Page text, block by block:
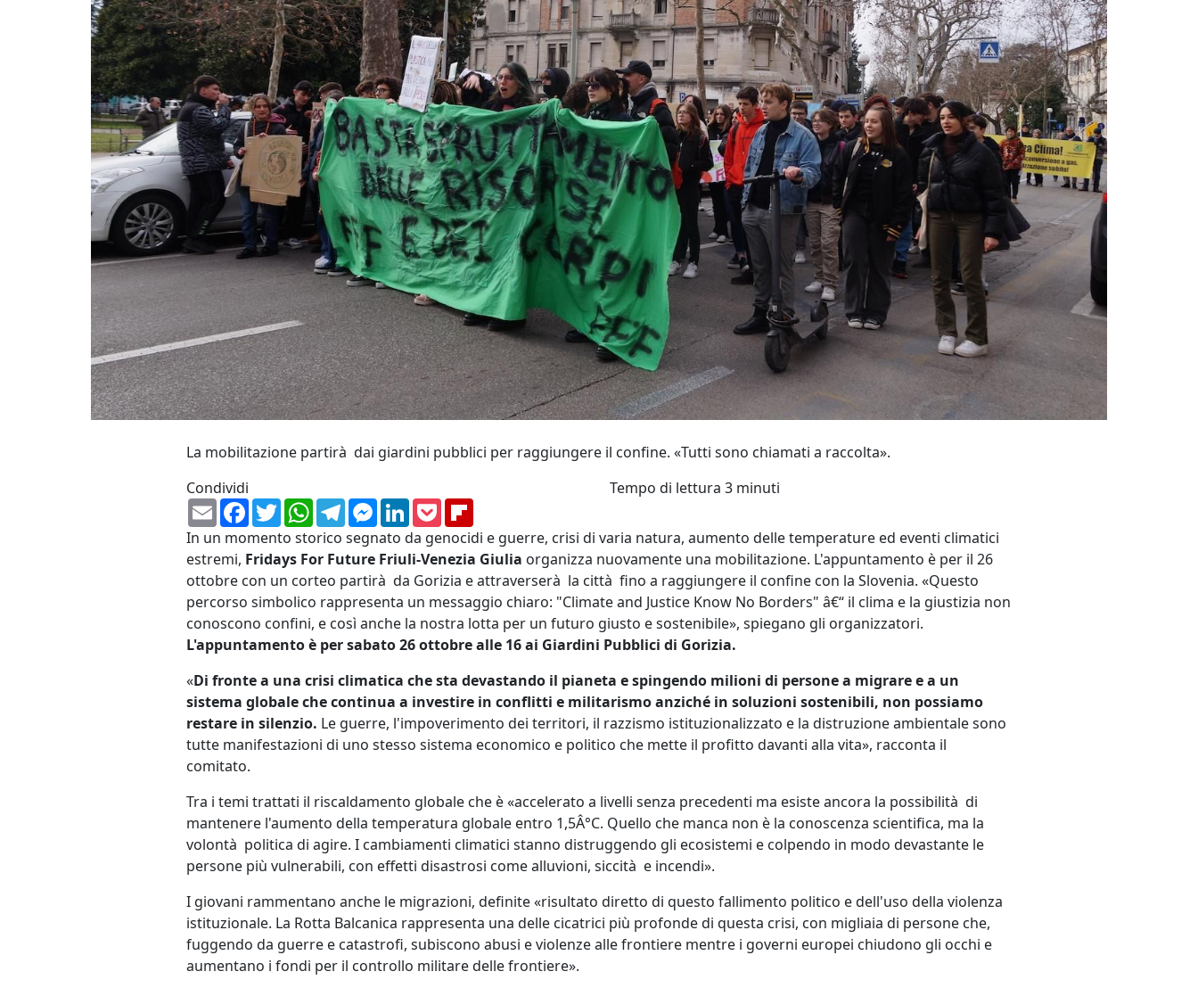
La mobilitazione partirà dai giardini pubblici per raggiungere il confine. «Tutti sono chiamati a raccolta».
Condividi
EmailFacebook
TwitterWhatsApp
TelegramMessenger
LinkedIn
Pocket
Tempo di lettura 3 minuti
In un momento storico segnato da genocidi e guerre, crisi di varia natura, aumento delle temperature ed eventi climatici
estremi, Fridays For Future Friuli-Venezia Giulia organizza nuovamente una mobilitazione. L'appuntamento è per il 26
ottobre con un corteo partirà da Gorizia e attraverserà la città fino a raggiungere il confine con la Slovenia. «Questo
percorso simbolico rappresenta un messaggio chiaro: "Climate and Justice Know No Borders" â€“ il clima e la giustizia non
conoscono confini, e così anche la nostra lotta per un futuro giusto e sostenibile», spiegano gli organizzatori.
L'appuntamento è per sabato 26 ottobre alle 16 ai Giardini Pubblici di Gorizia.
«Di fronte a una crisi climatica che sta devastando il pianeta e spingendo milioni di persone a migrare e a un
sistema globale che continua a investire in conflitti e militarismo anziché in soluzioni sostenibili, non possiamo
restare in silenzio. Le guerre, l'impoverimento dei territori, il razzismo istituzionalizzato e la distruzione ambientale sono
tutte manifestazioni di uno stesso sistema economico e politico che mette il profitto davanti alla vita», racconta il
comitato.
Tra i temi trattati il riscaldamento globale che è «accelerato a livelli senza precedenti ma esiste ancora la possibilità di
mantenere l'aumento della temperatura globale entro 1,5Â°C. Quello che manca non è la conoscenza scientifica, ma la
volontà politica di agire. I cambiamenti climatici stanno distruggendo gli ecosistemi e colpendo in modo devastante le
persone più vulnerabili, con effetti disastrosi come alluvioni, siccità e incendi».
I giovani rammentano anche le migrazioni, definite «risultato diretto di questo fallimento politico e dell'uso della violenza
istituzionale. La Rotta Balcanica rappresenta una delle cicatrici più profonde di questa crisi, con migliaia di persone che,
fuggendo da guerre e catastrofi, subiscono abusi e violenze alle frontiere mentre i governi europei chiudono gli occhi e
aumentano i fondi per il controllo militare delle frontiere».